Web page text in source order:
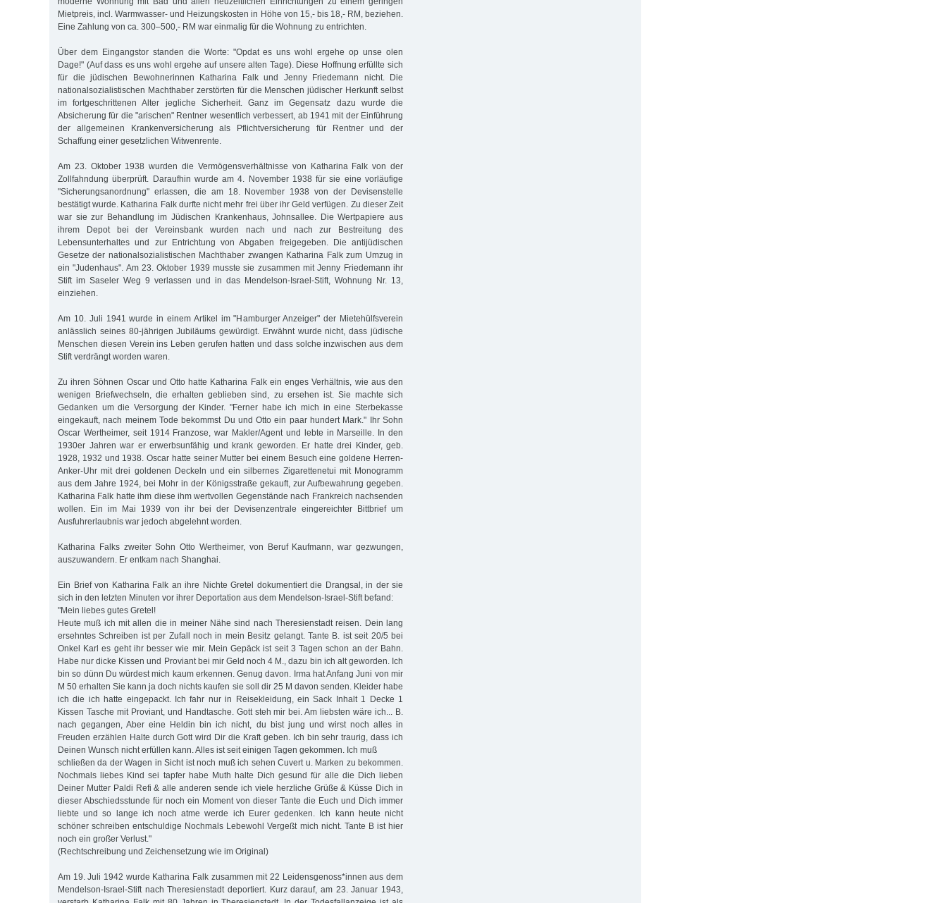
Mietpreis, incl. Warmwasser- und Heizungskosten in Höhe von 15,- bis 18,- RM, beziehen.
Eine Zahlung von ca. 300–500,- RM war einmalig für die Wohnung zu entrichten.
Über dem Eingangstor standen die Worte: "Opdat es uns wohl ergehe op unse olen
Dage!" (Auf dass es uns wohl ergehe auf unsere alten Tage). Diese Hoffnung erfüllte sich
für die jüdischen Bewohnerinnen Katharina Falk und Jenny Friedemann nicht. Die
nationalsozialistischen Machthaber zerstörten für die Menschen jüdischer Herkunft selbst
im fortgeschrittenen Alter jegliche Sicherheit. Ganz im Gegensatz dazu wurde die
Absicherung für die "arischen" Rentner wesentlich verbessert, ab 1941 mit der Einführung
der allgemeinen Krankenversicherung als Pflichtversicherung für Rentner und der
Schaffung einer gesetzlichen Witwenrente.
Am 23. Oktober 1938 wurden die Vermögensverhältnisse von Katharina Falk von der
Zollfahndung überprüft. Daraufhin wurde am 4. November 1938 für sie eine vorläufige
"Sicherungsanordnung" erlassen, die am 18. November 1938 von der Devisenstelle
bestätigt wurde. Katharina Falk durfte nicht mehr frei über ihr Geld verfügen. Zu dieser Zeit
war sie zur Behandlung im Jüdischen Krankenhaus, Johnsallee. Die Wertpapiere aus
ihrem Depot bei der Vereinsbank wurden nach und nach zur Bestreitung des
Lebensunterhaltes und zur Entrichtung von Abgaben freigegeben. Die antijüdischen
Gesetze der nationalsozialistischen Machthaber zwangen Katharina Falk zum Umzug in
ein "Judenhaus". Am 23. Oktober 1939 musste sie zusammen mit Jenny Friedemann ihr
Stift im Saseler Weg 9 verlassen und in das Mendelson-Israel-Stift, Wohnung Nr. 13,
einziehen.
Am 10. Juli 1941 wurde in einem Artikel im "Hamburger Anzeiger" der Mietehülfsverein
anlässlich seines 80-jährigen Jubiläums gewürdigt. Erwähnt wurde nicht, dass jüdische
Menschen diesen Verein ins Leben gerufen hatten und dass solche inzwischen aus dem
Stift verdrängt worden waren.
Zu ihren Söhnen Oscar und Otto hatte Katharina Falk ein enges Verhältnis, wie aus den
wenigen Briefwechseln, die erhalten geblieben sind, zu ersehen ist. Sie machte sich
Gedanken um die Versorgung der Kinder. "Ferner habe ich mich in eine Sterbekasse
eingekauft, nach meinem Tode bekommst Du und Otto ein paar hundert Mark." Ihr Sohn
Oscar Wertheimer, seit 1914 Franzose, war Makler/Agent und lebte in Marseille. In den
1930er Jahren war er erwerbsunfähig und krank geworden. Er hatte drei Kinder, geb.
1928, 1932 und 1938. Oscar hatte seiner Mutter bei einem Besuch eine goldene Herren-
Anker-Uhr mit drei goldenen Deckeln und ein silbernes Zigarettenetui mit Monogramm
aus dem Jahre 1924, bei Mohr in der Königsstraße gekauft, zur Aufbewahrung gegeben.
Katharina Falk hatte ihm diese ihm wertvollen Gegenstände nach Frankreich nachsenden
wollen. Ein im Mai 1939 von ihr bei der Devisenzentrale eingereichter Bittbrief um
Ausfuhrerlaubnis war jedoch abgelehnt worden.
Katharina Falks zweiter Sohn Otto Wertheimer, von Beruf Kaufmann, war gezwungen,
auszuwandern. Er entkam nach Shanghai.
Ein Brief von Katharina Falk an ihre Nichte Gretel dokumentiert die Drangsal, in der sie
sich in den letzten Minuten vor ihrer Deportation aus dem Mendelson-Israel-Stift befand:
"Mein liebes gutes Gretel!
Heute muß ich mit allen die in meiner Nähe sind nach Theresienstadt reisen. Dein lang
ersehntes Schreiben ist per Zufall noch in mein Besitz gelangt. Tante B. ist seit 20/5 bei
Onkel Karl es geht ihr besser wie mir. Mein Gepäck ist seit 3 Tagen schon an der Bahn.
Habe nur dicke Kissen und Proviant bei mir Geld noch 4 M., dazu bin ich alt geworden. Ich
bin so dünn Du würdest mich kaum erkennen. Genug davon. Irma hat Anfang Juni von mir
M 50 erhalten Sie kann ja doch nichts kaufen sie soll dir 25 M davon senden. Kleider habe
ich die ich hatte eingepackt. Ich fahr nur in Reisekleidung, ein Sack Inhalt 1 Decke 1
Kissen Tasche mit Proviant, und Handtasche. Gott steh mir bei. Am liebsten wäre ich... B.
nach gegangen, Aber eine Heldin bin ich nicht, du bist jung und wirst noch alles in
Freuden erzählen Halte durch Gott wird Dir die Kraft geben. Ich bin sehr traurig, dass ich
Deinen Wunsch nicht erfüllen kann. Alles ist seit einigen Tagen gekommen. Ich muß
schließen da der Wagen in Sicht ist noch muß ich sehen Cuvert u. Marken zu bekommen.
Nochmals liebes Kind sei tapfer habe Muth halte Dich gesund für alle die Dich lieben
Deiner Mutter Paldi Refi & alle anderen sende ich viele herzliche Grüße & Küsse Dich in
dieser Abschiedsstunde für noch ein Moment von dieser Tante die Euch und Dich immer
liebte und so lange ich noch atme werde ich Eurer gedenken. Ich kann heute nicht
schöner schreiben entschuldige Nochmals Lebewohl Vergeßt mich nicht. Tante B ist hier
noch ein großer Verlust."
(Rechtschreibung und Zeichensetzung wie im Original)
Am 19. Juli 1942 wurde Katharina Falk zusammen mit 22 Leidensgenoss*innen aus dem
Mendelson-Israel-Stift nach Theresienstadt deportiert. Kurz darauf, am 23. Januar 1943,